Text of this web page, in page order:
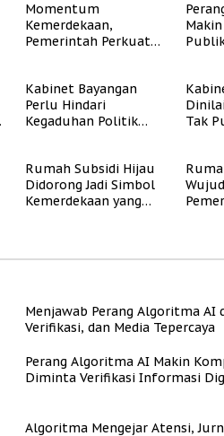
Momentum
Kemerdekaan,
Pemerintah Perkuat
Masyarakat
Berpenghasilan
Rendah
Kabinet Bayangan
Perlu Hindari
Kegaduhan Politik
Tak
Rumah Subsidi Hijau
Didorong Jadi Simbol
Kemerdekaan yang
Menjawab Perang Algoritma AI
Verifikasi, dan Media Tepercaya
Perang Algoritma AI Makin
Diminta Verifikasi Informasi
Algoritma Mengejar Atensi,